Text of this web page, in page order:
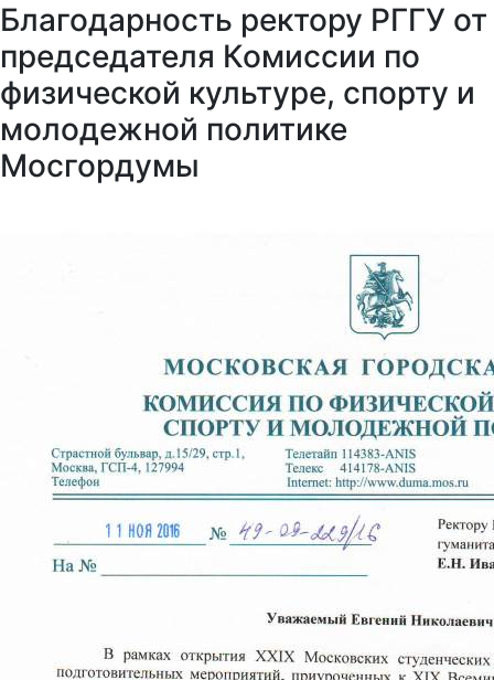
Благодарность ректору РГГУ от
председателя Комиссии по
физической культуре, спорту и
молодежной политике
Мосгордумы